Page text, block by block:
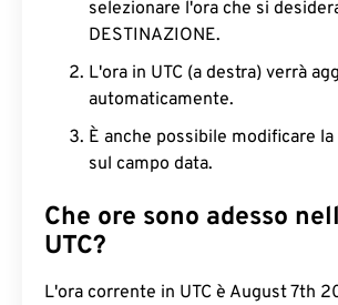
selezionare l'ora che si
DESTINAZIONE.
L'ora in UTC (a destra) verrà
automaticamente.
È anche possibile modificare
sul campo data.
Che ore sono adesso
UTC?
L'ora corrente in UTC è August 7th